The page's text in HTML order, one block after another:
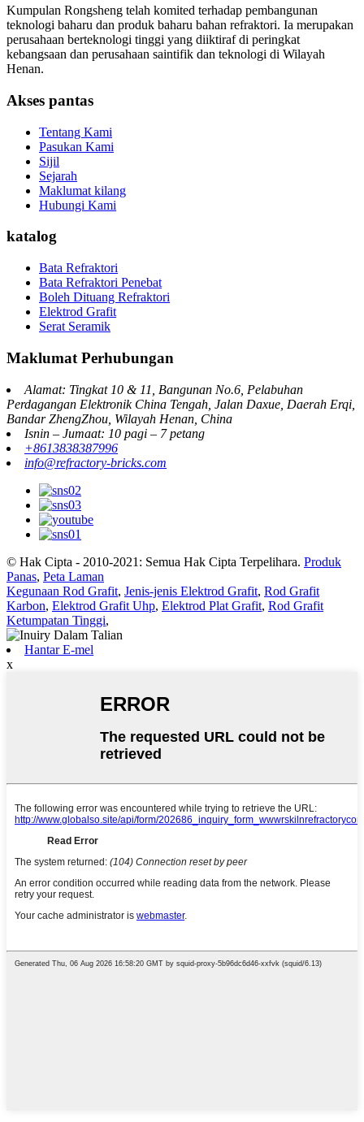
Kumpulan Rongsheng telah komited terhadap pembangunan
teknologi baharu dan produk baharu bahan refraktori. Ia merupakan
perusahaan berteknologi tinggi yang diiktiraf di peringkat
kebangsaan dan perusahaan saintifik dan teknologi di Wilayah
Henan.
Akses pantas
Tentang Kami
Pasukan Kami
Sijil
Sejarah
Maklumat kilang
Hubungi Kami
katalog
Bata Refraktori
Bata Refraktori Penebat
Boleh Dituang Refraktori
Elektrod Grafit
Serat Seramik
Maklumat Perhubungan
Alamat: Tingkat 10 & 11, Bangunan No.6, Pelabuhan
Perdagangan Elektronik China Tengah, Jalan Daxue, Daerah Erqi,
Bandar ZhengZhou, Wilayah Henan, China
Isnin – Jumaat: 10 pagi – 7 petang
+8613838387996
info@refractory-bricks.com
© Hak Cipta - 2010-2021: Semua Hak Cipta Terpelihara. Produk
Panas, Peta Laman
Kegunaan Rod Grafit, Jenis-jenis Elektrod Grafit, Rod Grafit
Karbon, Elektrod Grafit Uhp, Elektrod Plat Grafit, Rod Grafit
Ketumpatan Tinggi,
Hantar E-mel
x